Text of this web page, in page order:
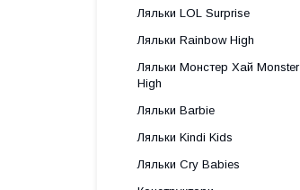
Ляльки LOL Surprise
Ляльки Rainbow High
Ляльки Монстер Хай Monster
High
Ляльки Barbie
Ляльки Kindi Kids
Ляльки Cry Babies